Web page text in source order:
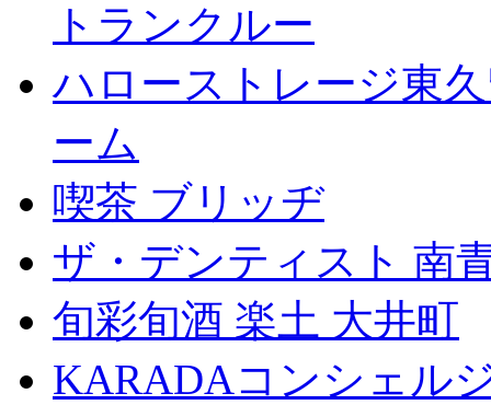
トランクルー
ハローストレージ東
ーム
喫茶 ブリッヂ
ザ・デンティスト 南
旬彩旬酒 楽土 大井町
KARADAコンシェル